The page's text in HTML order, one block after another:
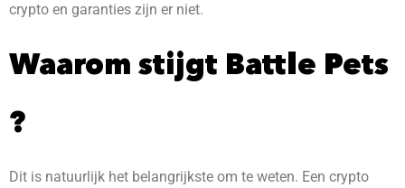
crypto en garanties zijn er niet.
Waarom stijgt Battle Pets
?
Dit is natuurlijk het belangrijkste om te weten. Een crypto